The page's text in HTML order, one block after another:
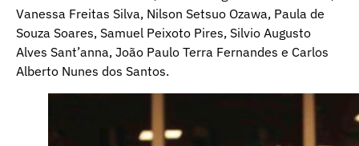
Vanessa Freitas Silva, Nilson Setsuo Ozawa, Paula de
Souza Soares, Samuel Peixoto Pires, Silvio Augusto
Alves Sant’anna, João Paulo Terra Fernandes e Carlos
Alberto Nunes dos Santos.